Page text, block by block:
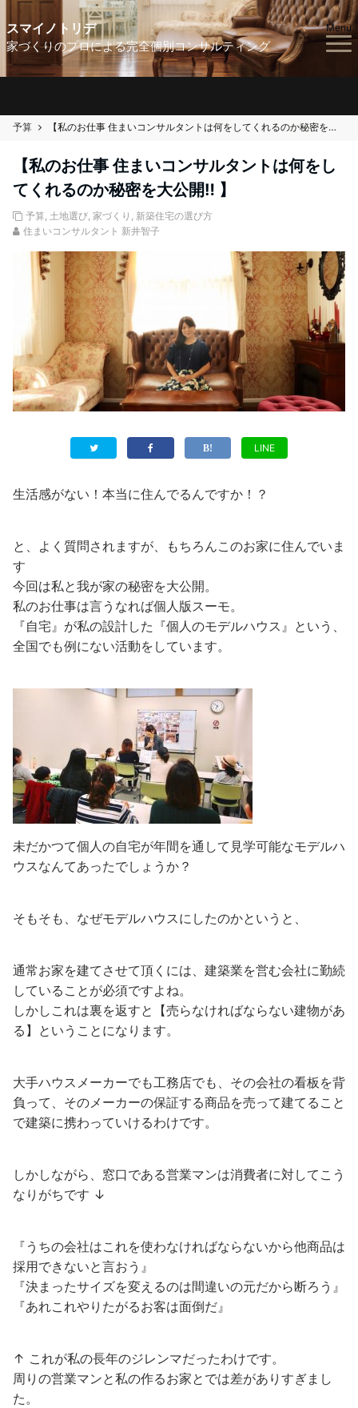
スマイノトリデ
家づくりのプロによる完全個別コンサルティング
Menu
予算 【私のお仕事 住まいコンサルタントは何をしてくれるのか秘密を大公開‼︎ 】
【私のお仕事 住まいコンサルタントは何をし
てくれるのか秘密を大公開‼︎ 】
予算, 土地選び, 家づくり , 新築住宅の選び方
住まいコンサルタント 新井智子
LINE
生活感がない！本当に住んでるんですか！？
と、よく質問されますが、もちろんこのお家に住んでいま
す
今回は私と我が家の秘密を大公開。
私のお仕事は言うなれば個人版スーモ。
『自宅』が私の設計した『個人のモデルハウス』という、
全国でも例にない活動をしています。
未だかつて個人の自宅が年間を通して見学可能なモデルハ
ウスなんてあったでしょうか？
そもそも、なぜモデルハウスにしたのかというと、
通常お家を建てさせて頂くには、建築業を営む会社に勤続
していることが必須ですよね。
しかしこれは裏を返すと【売らなければならない建物があ
る】ということになります。
大手ハウスメーカーでも工務店でも、その会社の看板を背
負って、そのメーカーの保証する商品を売って建てること
で建築に携わっていけるわけです。
しかしながら、窓口である営業マンは消費者に対してこう
なりがちです ↓
『うちの会社はこれを使わなければならないから他商品は
採用できないと言おう』
『決まったサイズを変えるのは間違いの元だから断ろう』
『あれこれやりたがるお客は面倒だ』
↑ これが私の長年のジレンマだったわけです。
周りの営業マンと私の作るお家とでは差がありすぎまし
た。